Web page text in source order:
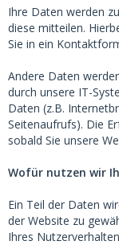
Ihre Daten werden
diese mitteilen.
Sie in ein
Andere Daten
durch unsere IT-
Daten (z.B.
Seitenaufrufs). Die
sobald Sie unsere
Wofür nutzen wir
Ein Teil der Daten
der Website zu
Ihres